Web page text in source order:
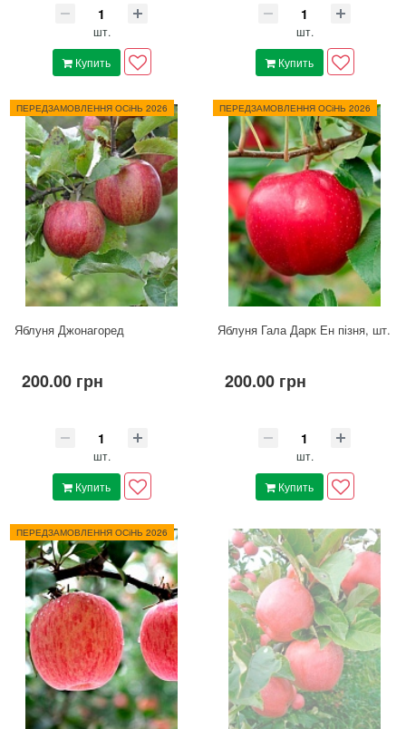
шт.
Купить
шт.
Купить
ПЕРЕДЗАМОВЛЕННЯ ОСіНЬ 2026
Яблуня Джонагоред
200.00 грн
шт.
Купить
ПЕРЕДЗАМОВЛЕННЯ ОСіНЬ 2026
Яблуня Гала Дарк Ен пізня, шт.
200.00 грн
шт.
Купить
ПЕРЕДЗАМОВЛЕННЯ ОСіНЬ 2026